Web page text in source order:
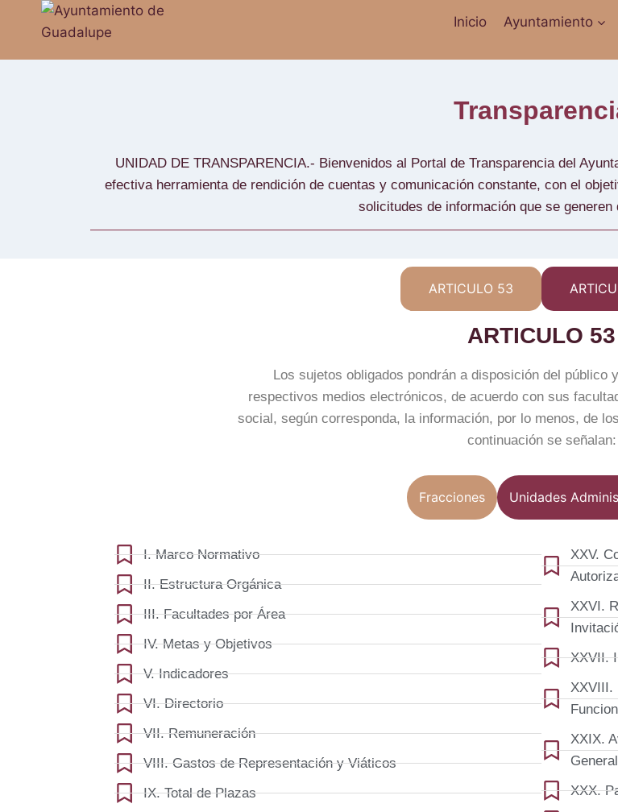
Inicio Ayuntamiento
UNIDAD DE TRANSPARENCIA.- Bienvenidos al Portal de Transparencia del
efectiva herramienta de rendición de cuentas y comunicación constante, con el
solicitudes de información que se generen
ARTICULO 53
ARTICULO 53
Los sujetos obligados pondrán a disposición del público
respectivos medios electrónicos, de acuerdo con sus
social, según corresponda, la información, por lo menos, de
continuación se señalan:
Fracciones Unidades
I. Marco Normativo
II. Estructura Orgánica
III. Facultades por Área
IV. Metas y Objetivos
V. Indicadores
VI. Directorio
VII. Remuneración
VIII. Gastos de Representación y Viáticos
IX. Total de Plazas
XXV.
XXVI.
XXVII.
XXVIII.
XXIX.
XXX.